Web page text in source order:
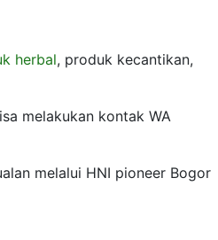
herbal, produk kecantikan,
melakukan kontak WA
melalui HNI pioneer Bogor